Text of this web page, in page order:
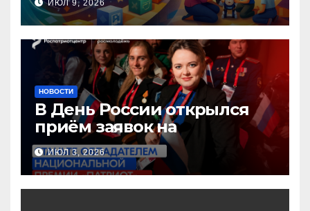
педагогов дошкольного
образования!
ИЮЛ 9, 2026
НОВОСТИ
В День России открылся
приём заявок на
Национальную премию
«Патриот»
ИЮЛ 3, 2026